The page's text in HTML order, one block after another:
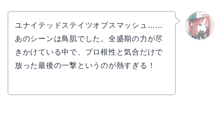
ユナイテッドステイツオブスマッシュ……
あのシーンは鳥肌でした。全盛期の力が尽
きかけている中で、プロ根性と気合だけで
放った最後の一撃というのが熱すぎる！